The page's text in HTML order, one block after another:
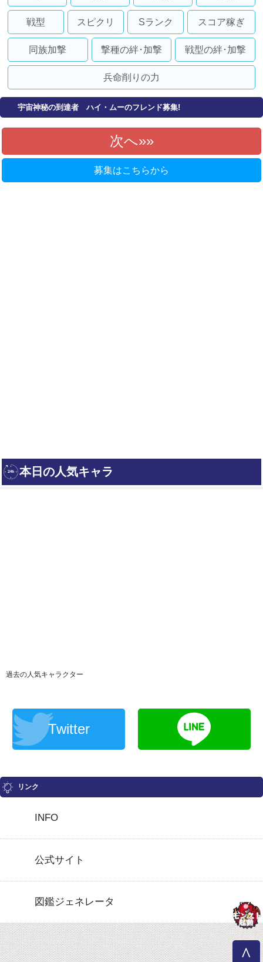
戦型 スピクリ Sランク スコア稼ぎ
同族加撃 撃種の絆･加撃 戦型の絆･加撃
兵命削りの力
宇宙神秘の到達者 ハイ・ムーのフレンド募集!
次へ»
募集はこちらから
過去の人気キャラクター
Twitter
リンク
INFO
公式サイト
図鑑ジェネレータ